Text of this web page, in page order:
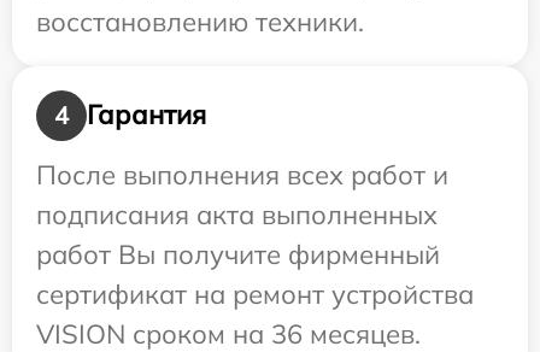
восстановлению техники.
4
Гарантия
После выполнения всех работ и
подписания акта выполненных
работ Вы получите фирменный
сертификат на ремонт устройства
VISION сроком на 36 месяцев.